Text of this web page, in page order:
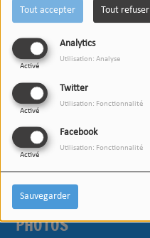
Tout accepter Tout refuser
Analytics
Activé
Utilisation: Analyse
Twitter
Activé
Utilisation: Fonctionnalité
Facebook
Activé
Utilisation: Fonctionnalité
Sauvegarder
PHOTOS